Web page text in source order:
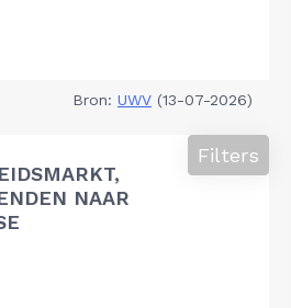
Bron: UWV (13-07-2026)
NAAR
Filters